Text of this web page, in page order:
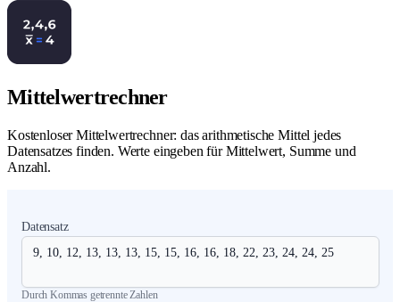
Mittelwertrechner
Kostenloser Mittelwertrechner: das arithmetische Mittel jedes
Datensatzes finden. Werte eingeben für Mittelwert, Summe und
Anzahl.
Datensatz
Durch Kommas getrennte Zahlen